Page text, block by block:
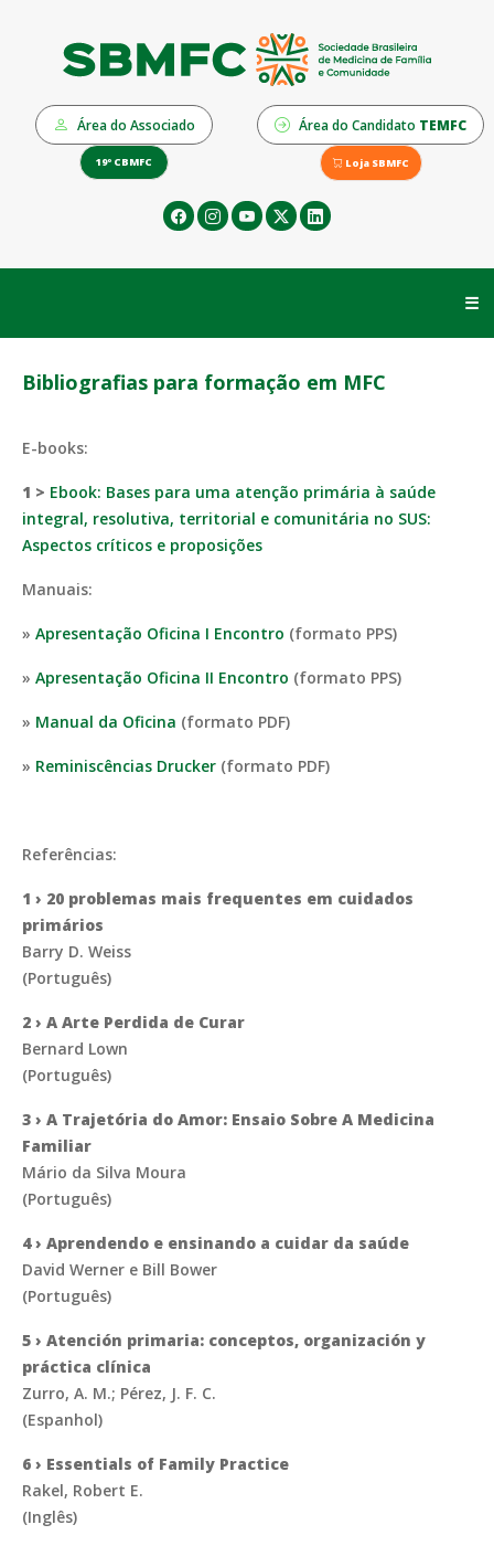
Área do Associado Área do Candidato TEMFC
19º CBMFC Loja SBMFC
☰
Bibliografias para formação em MFC
E-books:
1 > Ebook: Bases para uma atenção primária à saúde
integral, resolutiva, territorial e comunitária no SUS:
Aspectos críticos e proposições
Manuais:
» Apresentação Oficina I Encontro (formato PPS)
» Apresentação Oficina II Encontro (formato PPS)
» Manual da Oficina (formato PDF)
» Reminiscências Drucker (formato PDF)
Referências:
1 › 20 problemas mais frequentes em cuidados
primários
Barry D. Weiss
(Português)
2 › A Arte Perdida de Curar
Bernard Lown
(Português)
3 › A Trajetória do Amor: Ensaio Sobre A Medicina
Familiar
Mário da Silva Moura
(Português)
4 › Aprendendo e ensinando a cuidar da saúde
David Werner e Bill Bower
(Português)
5 › Atención primaria: conceptos, organización y
práctica clínica
Zurro, A. M.; Pérez, J. F. C.
(Espanhol)
6 › Essentials of Family Practice
Rakel, Robert E.
(Inglês)